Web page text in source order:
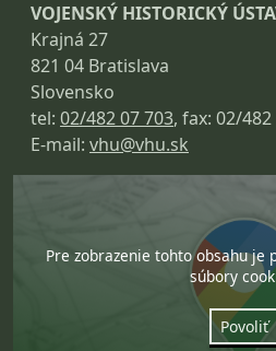
VOJENSKÝ HISTORICKÝ
Krajná 27
821 04 Bratislava
Slovensko
tel: 02/482 07 703, fax: 02/
E-mail: vhu@vhu.sk
Pre zobrazenie tohto obsahu je
súbory
Povoliť